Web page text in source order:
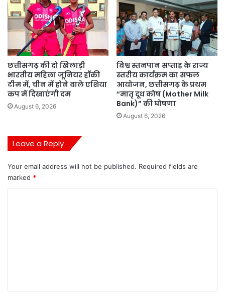
छत्तीसगढ़ की दो खिलाड़ी
भारतीय महिला जूनियर हॉकी
टीम में, चीन में होने वाले एशिया
कप में दिखाएंगी दम
August 6, 2026
विश्व स्तनपान सप्ताह के राज्य
स्तरीय कार्यक्रम का सफल
आयोजन, छत्तीसगढ़ के प्रथम
“मातृ दूध कोष (Mother Milk
Bank)” की घोषणा
August 6, 2026
Leave a Reply
Your email address will not be published. Required fields are
marked *